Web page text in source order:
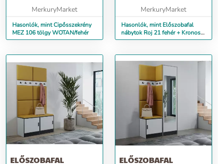
MerkuryMarket
Hasonlók, mint Cipősszekrény
MEZ 106 tölgy WOTAN/fehér
MerkuryMarket
Hasonlók, mint Előszobafal
nábytok Roj 21 fehér + Kronos
01 méz
ELŐSZOBAFAL
ELŐSZOBAFAL